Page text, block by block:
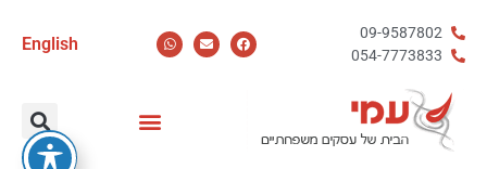
09-9587802
054-7773833
English